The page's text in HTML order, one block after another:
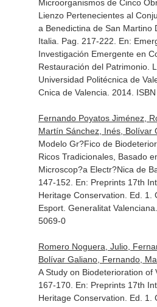
Microorganismos de Cinco
Lienzo Pertenecientes al
a Benedictina de San Martino
Italia. Pag. 217-222. En:
Investigación Emergente en
Restauración del Patrimonio.
Universidad Politécnica de
Cnica de Valencia. 2014.
Fernando Poyatos Jiménez,
Martín Sánchez, Inés, Bolívar
Modelo Gr?Fico de
Ricos Tradicionales, Basado
Microscop?a Electr?Nica de
147-152. En: Preprints 17th
Heritage Conservation . Ed.
Esport. Generalitat
5069-0
Romero Noguera, Julio,
Bolívar Galiano, Fernando,
A Study on Biodeterioration of
167-170. En: Preprints 17th
Heritage Conservation . Ed.